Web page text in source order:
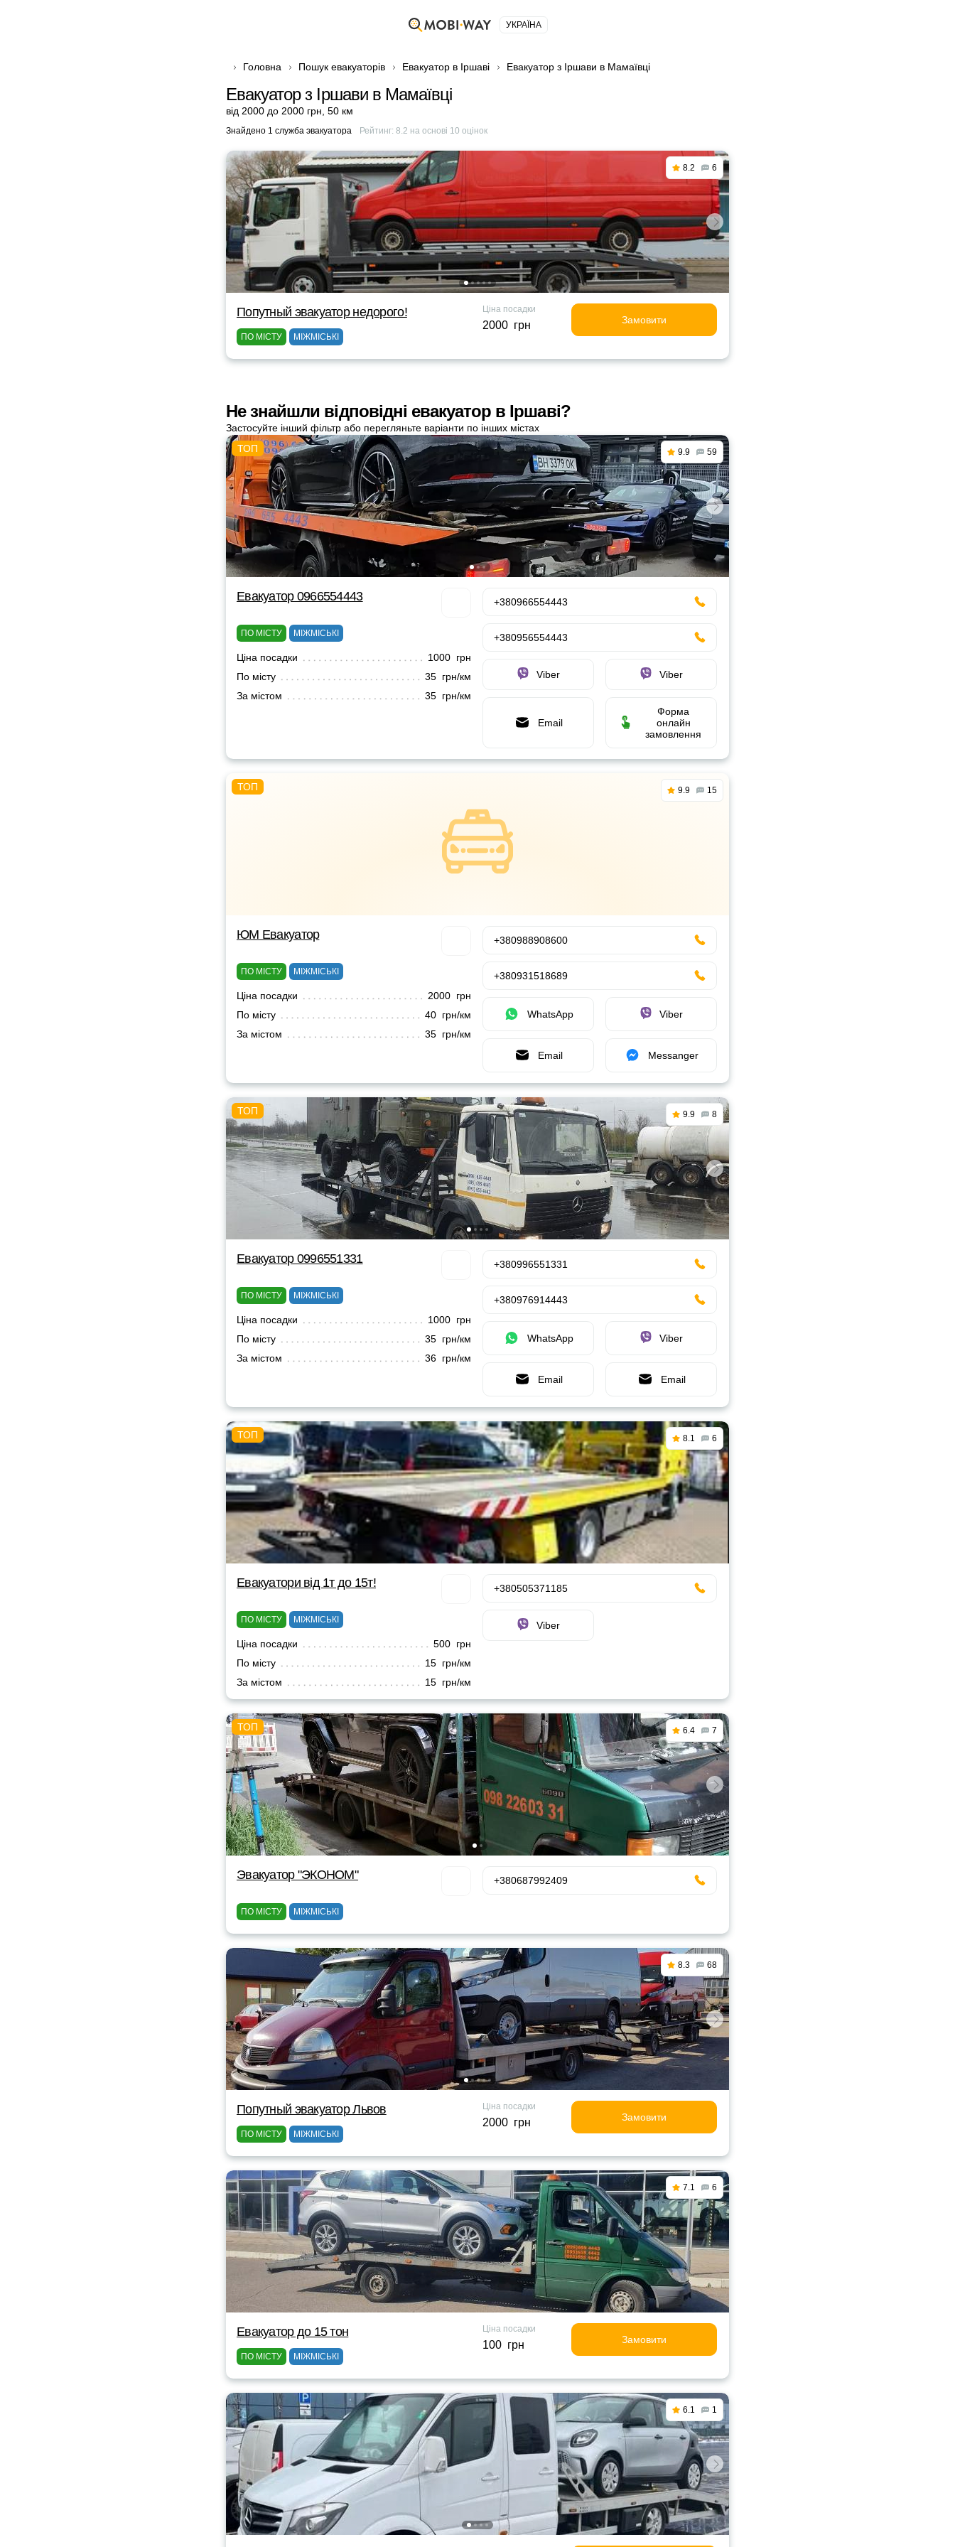
УКРАЇНА
Головна Пошук евакуаторів Евакуатор в Іршаві Евакуатор з Іршави в Мамаївці
Евакуатор з Іршави в Мамаївці
від 2000 до 2000 грн 50 км
Знайдено 1 служба эвакуатора Рейтинг: 8.2 на основі 10 оцінок
8.2 6
Попутный эвакуатор недорого!
ПО МІСТУ МІЖМІСЬКІ
Ціна посадки
2000 грн Замовити
Не знайшли відповідні евакуатор в Іршаві?
Застосуйте інший фільтр або перегляньте варіанти по інших містах
9.9 59
Евакуатор 0966554443
ПО МІСТУ МІЖМІСЬКІ
Ціна посадки
1000 грн
По місту
35 грн/км
За містом
35 грн/км
+380966554443
+380956554443
Viber Viber
Email
Форма
онлайн
замовлення
9.9 15
ЮМ Евакуатор
ПО МІСТУ МІЖМІСЬКІ
Ціна посадки
2000 грн
По місту
40 грн/км
За містом
35 грн/км
+380988908600
+380931518689
WhatsApp Viber
Email Messanger
9.9 8
Евакуатор 0996551331
ПО МІСТУ МІЖМІСЬКІ
Ціна посадки
1000 грн
По місту
35 грн/км
За містом
36 грн/км
+380996551331
+380976914443
WhatsApp Viber
Email Email
8.1 6
Евакуатори від 1т до 15т!
ПО МІСТУ МІЖМІСЬКІ
Ціна посадки
500 грн
По місту
15 грн/км
За містом
15 грн/км
+380505371185
Viber
6.4 7
Эвакуатор "ЭКОНОМ"
ПО МІСТУ МІЖМІСЬКІ
+380687992409
8.3 68
Попутный эвакуатор Львов
ПО МІСТУ МІЖМІСЬКІ
Ціна посадки
2000 грн Замовити
7.1 6
Евакуатор до 15 тон
ПО МІСТУ МІЖМІСЬКІ
Ціна посадки
100 грн Замовити
6.1 1